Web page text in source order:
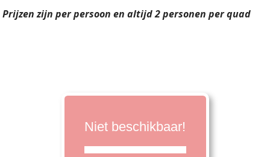
Prijzen zijn per persoon en altijd 2 personen per quad